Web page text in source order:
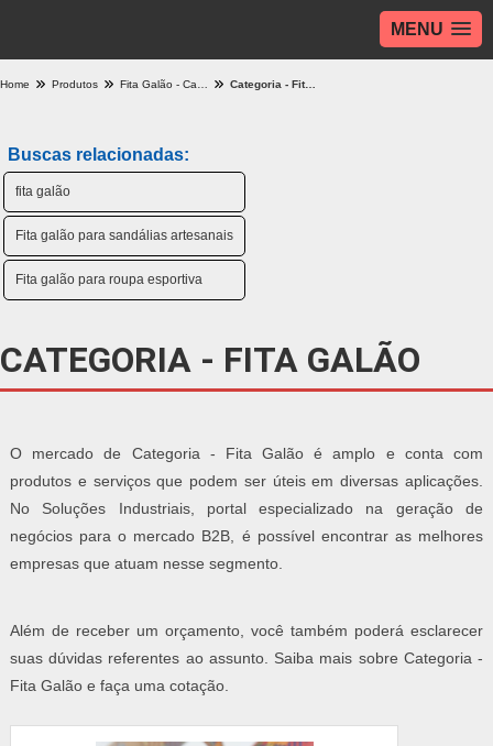
MENU
Home Produtos Categoria - Fita Galão
Buscas relacionadas:
fita galão
Fita galão para sandálias artesanais
Fita galão para roupa esportiva
CATEGORIA - FITA GALÃO
O mercado de Categoria - Fita Galão é amplo e conta com
produtos e serviços que podem ser úteis em diversas aplicações.
No Soluções Industriais, portal especializado na geração de
negócios para o mercado B2B, é possível encontrar as melhores
empresas que atuam nesse segmento.
Além de receber um orçamento, você também poderá esclarecer
suas dúvidas referentes ao assunto. Saiba mais sobre Categoria -
Fita Galão e faça uma cotação.